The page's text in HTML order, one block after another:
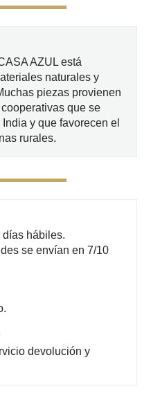
AZUL está
naturales y
piezas provienen
que se
y que favorecen el
rurales.
días hábiles.
se envían en 7/10
devolución y